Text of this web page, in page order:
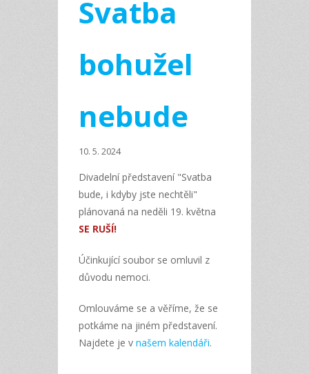
Svatba
bohužel
nebude
10. 5. 2024
Divadelní představení "Svatba
bude, i kdyby jste nechtěli"
plánovaná na neděli 19. května
SE RUŠÍ!
Účinkující soubor se omluvil z
důvodu nemoci.
Omlouváme se a věříme, že se
potkáme na jiném představení.
Najdete je v našem kalendáři.